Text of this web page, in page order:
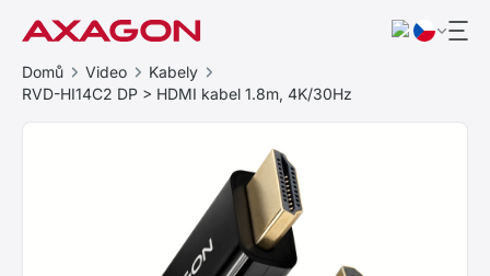
Domů Video
Kabely
RVD-HI14C2 DP > HDMI kabel 1.8m, 4K/30Hz